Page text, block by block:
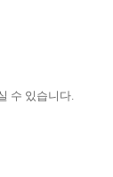
수 있습니다.